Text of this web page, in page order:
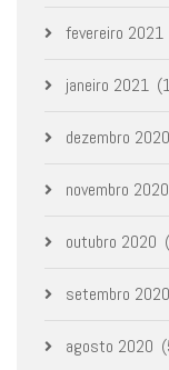
fevereiro 2021
janeiro 2021
dezembro 2020
novembro 2020
outubro 2020
setembro 2020
agosto 2020